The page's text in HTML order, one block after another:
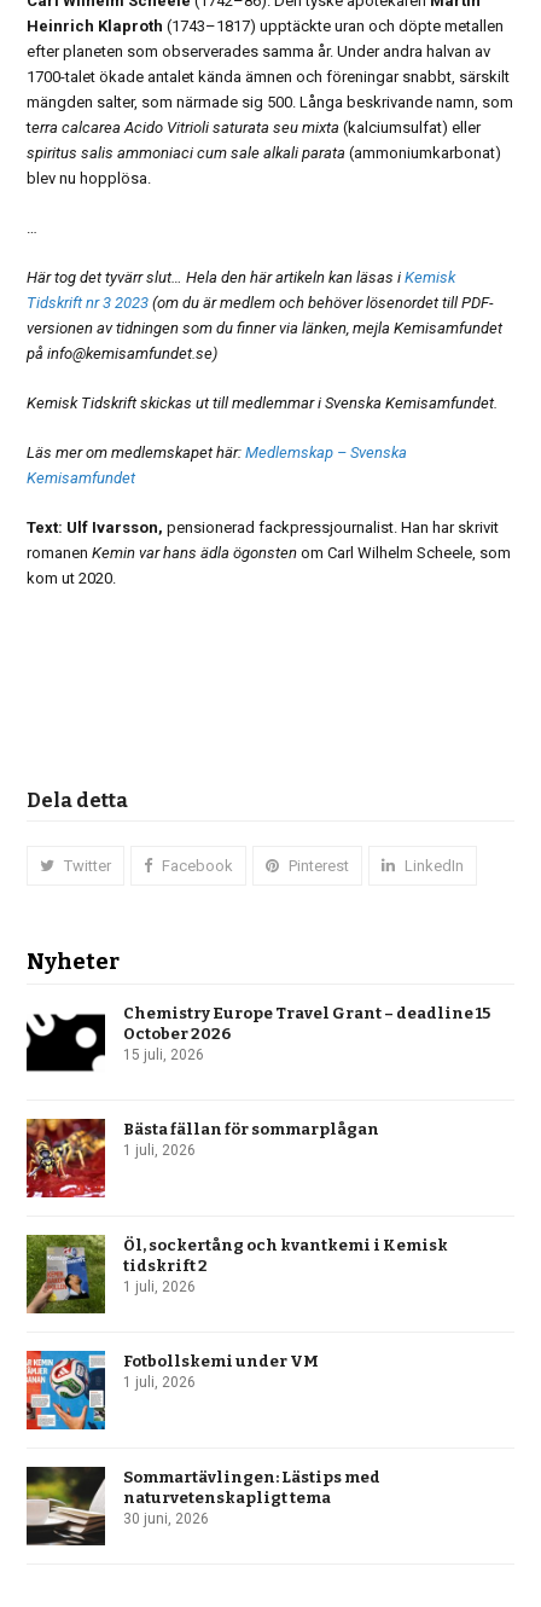
Heinrich Klaproth (1743–1817) upptäckte uran och döpte metallen
efter planeten som observerades samma år. Under andra halvan av
1700-talet ökade antalet kända ämnen och föreningar snabbt, särskilt
mängden salter, som närmade sig 500. Långa beskrivande namn, som
terra calcarea Acido Vitrioli saturata seu mixta (kalciumsulfat) eller
spiritus salis ammoniaci cum sale alkali parata (ammoniumkarbonat)
blev nu hopplösa.
Här tog det tyvärr slut… Hela den här artikeln kan läsas iKemisk
Tidskrift nr 3 2023 (om du är medlem och behöver lösenordet till PDF-
versionen av tidningen som du finner via länken, mejla Kemisamfundet
på info@kemisamfundet.se)
Kemisk Tidskrift skickas ut till medlemmar i Svenska Kemisamfundet.
Läs mer om medlemskapet här:Medlemskap – Svenska
Kemisamfundet
Text: Ulf Ivarsson,pensionerad fackpress­journalist. Han har skrivit
romanenKemin var hans ädla ögonsten om Carl Wilhelm Scheele, som
kom ut 2020.
Dela detta
Twitter Facebook Pinterest LinkedIn
Nyheter
Chemistry Europe Travel Grant – deadline 15
October 2026
15 juli, 2026
Bästa fällan för sommarplågan
1 juli, 2026
Öl, sockertång och kvantkemi i Kemisk
tidskrift 2
1 juli, 2026
Fotbollskemi under VM
1 juli, 2026
Sommartävlingen: Lästips med
naturvetenskapligt tema
30 juni, 2026